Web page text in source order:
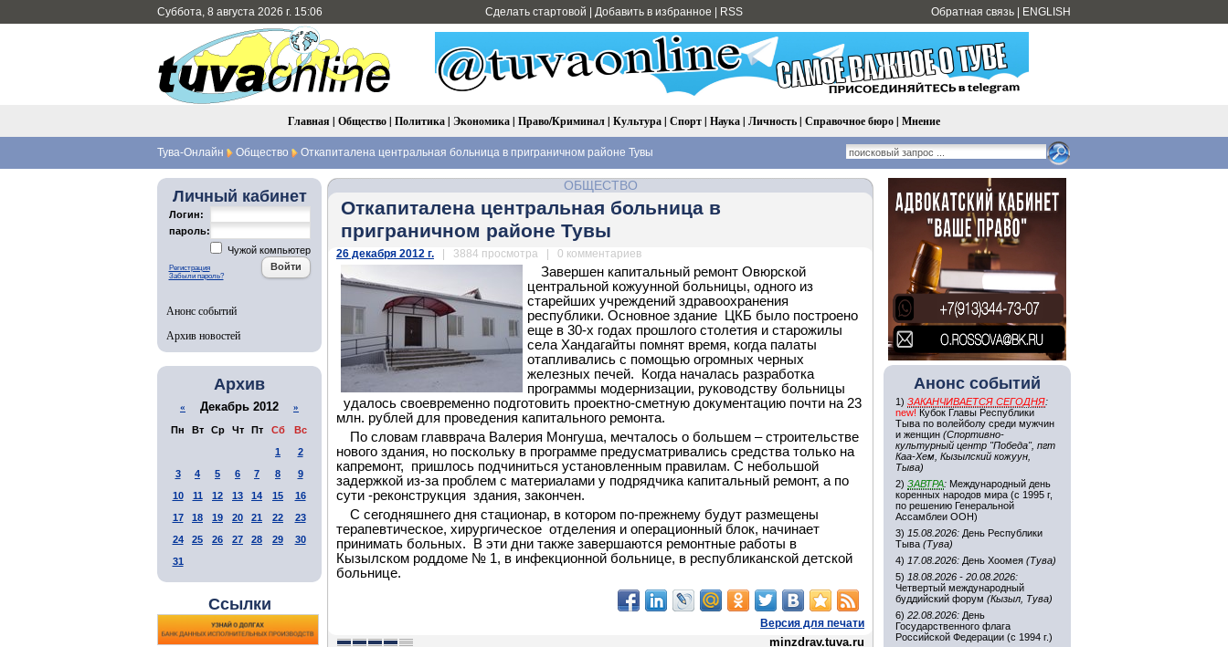
Суббота, 8 августа 2026 г. 15:06 Сделать стартовой Добавить в избранное RSS Обратная связь ENGLISH
Главная | Общество| Политика| Экономика| Право/Криминал| Культура| Спорт| Наука| Личность| Справочное бюро| Мнение
Тува-Онлайн Общество Откапиталена центральная больница в приграничном районе Тувы
Личный кабинет
Логин:
пароль:
Чужой компьютер
Регистрация
Забыли пароль?
Анонс событий
Архив новостей
Архив
« Декабрь 2012 »
Пн Вт Ср Чт Пт Сб
Вс
1
2
3
4 5 6 7 8
9
10
11 12 13 14 15
16
17
18 19 20 21 22
23
24
25 26 27 28 29
30
31
Ссылки
ОБЩЕСТВО
Откапиталена центральная больница в
приграничном районе Тувы
26 декабря 2012 г. | 3884 просмотра | 0 комментариев
Завершен капитальный ремонт Овюрской
центральной кожуунной больницы, одного из
старейших учреждений здравоохранения
республики. Основное здание ЦКБ было построено
еще в 30-х годах прошлого столетия и старожилы
села Хандагайты помнят время, когда палаты
отапливались с помощью огромных черных
железных печей. Когда началась разработка
программы модернизации, руководству больницы
удалось своевременно подготовить проектно-сметную документацию почти на 23
млн. рублей для проведения капитального ремонта.
По словам главврача Валерия Монгуша, мечталось о большем – строительстве
нового здания, но поскольку в программе предусматривались средства только на
капремонт, пришлось подчиниться установленным правилам. С небольшой
задержкой из-за проблем с материалами у подрядчика капитальный ремонт, а по
сути -реконструкция здания, закончен.
С сегодняшнего дня стационар, в котором по-прежнему будут размещены
терапевтическое, хирургическое отделения и операционный блок, начинает
принимать больных. В эти дни также завершаются ремонтные работы в
Кызылском роддоме № 1, в инфекционной больнице, в республиканской детской
больнице.
Версия для печати
minzdrav.tuva.ru
Анонс событий
1) ЗАКАНЧИВАЕТСЯ СЕГОДНЯ:
new! Кубок Главы Республики
Тыва по волейболу среди мужчин
и женщин (Спортивно-
культурный центр "Победа", пгт
Каа-Хем, Кызылский кожуун,
Тыва)
2) ЗАВТРА: Международный день
коренных народов мира (с 1995 г,
по решению Генеральной
Ассамблеи ООН)
3) 15.08.2026: День Республики
Тыва (Тува)
4) 17.08.2026: День Хоомея (Тува)
5) 18.08.2026 - 20.08.2026:
Четвертый международный
буддийский форум (Кызыл, Тува)
6) 22.08.2026: День
Государственного флага
Российской Федерации (с 1994 г.)